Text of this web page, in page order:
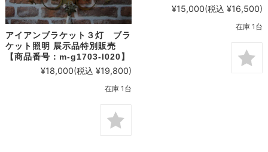
アイアンブラケット３灯 ブラ
ケット照明 展示品特別販売
【商品番号：m-g1703-l020】
¥18,000(税込 ¥19,800)
在庫 1台
¥15,000(税込 ¥16,500)
在庫 1台